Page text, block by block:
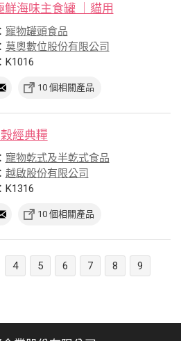
鮮海味主食罐 ｜貓用
寵物罐頭食品
莫奧數位股份有限公司
K1016
10 個相關產品
經典糧
寵物乾式及半乾式食品
越啟股份有限公司
K1316
10 個相關產品
4 5 6 7 8
9